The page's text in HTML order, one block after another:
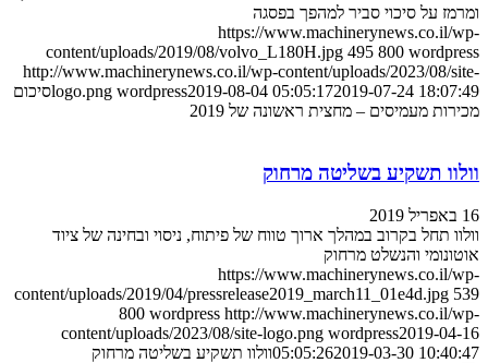
ומרמז על סיכוי סביר למהפך בפסגה
https://www.machinerynews.co.il/wp-
content/uploads/2019/08/volvo_L180H.jpg 495 800 wordpress
http://www.machinerynews.co.il/wp-content/uploads/2023/08/site-
logo.png wordpress2019-08-04 05:05:172019-07-24 18:07:49
סיכום
מכירות מעמיסים – מחצית ראשונה של 2019
וולוו תשקיע בשליטה מרחוק
16 באפריל 2019
וולוו תחל בקרוב במהלך ארוך טווח של פיתוח, ניסוי ובחינה של ציוד
אוטונומי והנשלט מרחוק
https://www.machinerynews.co.il/wp-
content/uploads/2019/04/pressrelease2019_march11_01e4d.jpg 539
800 wordpress http://www.machinerynews.co.il/wp-
content/uploads/2023/08/site-logo.png wordpress2019-04-16
05:05:262019-03-30 10:40:47 וולוו תשקיע בשליטה מרחוק